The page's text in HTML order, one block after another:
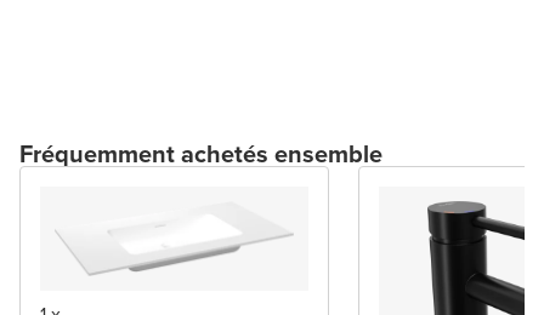
Fréquemment achetés ensemble